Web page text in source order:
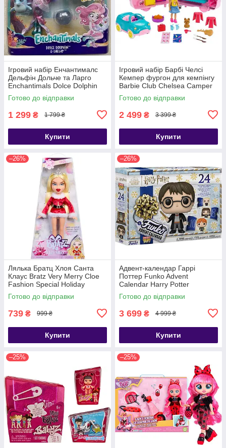
Ігровий набір Енчантималс
Дельфін Дольче та Ларго
Enchantimals Dolce Dolphin
Largo FKV55
Готово до відправки
1 299 ₴ 1 799 ₴
Купити
Ігровий набір Барбі Челсі
Кемпер фургон для кемпінгу
Barbie Club Chelsea Camper
Готово до відправки
2 499 ₴ 3 399 ₴
Купити
–26%
Лялька Братц Хлоя Санта
Клаус Bratz Very Merry Cloe
Fashion Special Holiday
Готово до відправки
739 ₴ 999 ₴
Купити
–26%
Адвент-календар Гаррі
Поттер Funko Advent
Calendar Harry Potter
Готово до відправки
3 699 ₴ 4 999 ₴
Купити
–25% –25%